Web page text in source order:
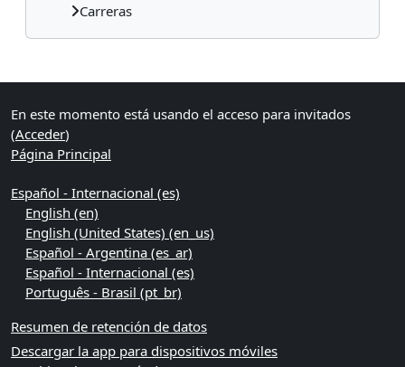
Carreras
Bloques suplementarios
En este momento está usando el acceso para invitados
(Acceder)
Página Principal
Español - Internacional ‎(es)‎
English ‎(en)‎
English (United States) ‎(en_us)‎
Español - Argentina ‎(es_ar)‎
Español - Internacional ‎(es)‎
Português - Brasil ‎(pt_br)‎
Resumen de retención de datos
Descargar la app para dispositivos móviles